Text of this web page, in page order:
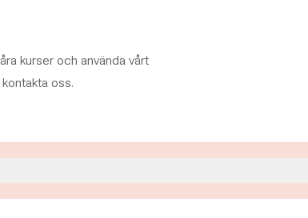
kurser och använda vårt
oss.